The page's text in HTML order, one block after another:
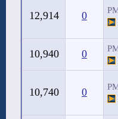
0
12,914
0
10,940
0
10,740